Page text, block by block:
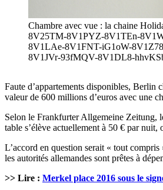
Chambre avec vue : la chaine
8V25TM-8V1PYZ-8V1TEn-
8V1LAe-8V1FNT-iG1oW-
8V1JVr-93fMQV-8V1DL8-
Faute d’appartements disponibles, Berlin
valeur de 600 millions d’euros avec une
Selon le Frankfurter Allgemeine Zeitung,
table s’élève actuellement à 50 € par
L’accord en question serait « tout
les autorités allemandes sont prêtes à
>> Lire : Merkel place 2016 sous le